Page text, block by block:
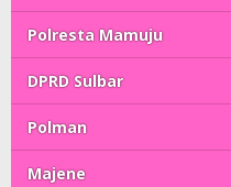
Polresta Mamuju
DPRD Sulbar
Polman
Majene